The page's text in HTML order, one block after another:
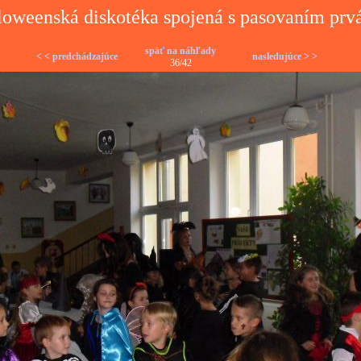
diskotéka spojená s pasovaním
< < predchádzajúce
späť na náhľady
36/42
nasledujúce > >